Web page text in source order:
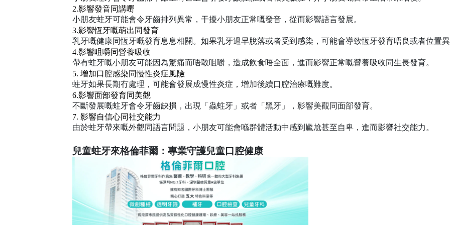
2.影響發音同講嘢
小朋友蛀牙可能會令牙齒排列異常，干擾小朋友正常嘅發音，從而影響語言發展。
3.影響恆牙嘅萌出同發育
乳牙嘅健康同恆牙嘅發育息息相關。如果乳牙過早脫落或者受到感染，可能會導致恆牙發育唔良或者位置
4.影響咀嚼同營養吸收
帶有蛀牙嘅小朋友可能因為驚痛而唔敢咀嚼，造成飲食唔全面，進而影響正常嘅營養吸收同生長發育。
5. 增加口腔感染同慢性炎症風險
蛀牙如果長期冇處理，可能會發展成慢性炎症，增加後續口腔治療嘅難度。
6.影響面部發育同美觀
不斷發展嘅蛀牙會令牙齒缺損，出現「蟲蛀牙」或者「黑牙」，影響美觀同面部發育。
7. 影響自信心同社交能力
由於蛀牙帶來嘅外觀同語言問題，小朋友可能會喺群體活動中感到尷尬甚至自卑，進而影響社交能力。
兒童蛀牙來格倫菲爾：專業守護兒童口腔健康